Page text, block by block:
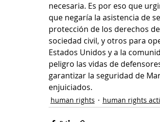
necesaria. Es por eso que
que negaría la asistencia de
protección de los derechos
sociedad civil, y otros para
Estados Unidos y a la
peligro las vidas de
garantizar la seguridad de
enjuiciados.
human rights human rights